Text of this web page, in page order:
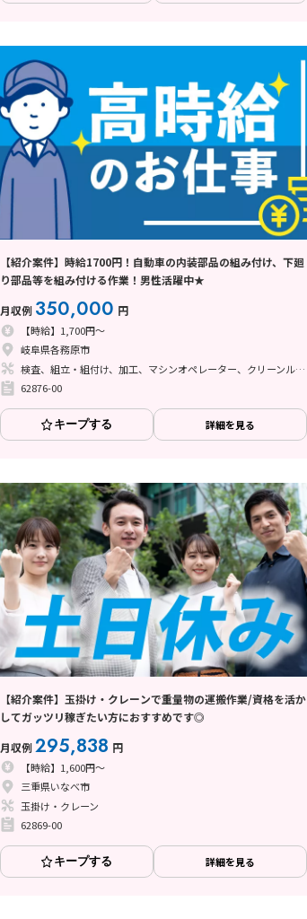
【紹介案件】時給1700円！自動車の内装部品の組み付け、下廻
り部品等を組み付ける作業！男性活躍中★
月収例 350,000 円
【時給】1,700円～
岐阜県各務原市
検査、組立・組付け、加工、マシンオペレーター、クリーンルーム
62876-00
キープする 詳細を見る
【紹介案件】玉掛け・クレーンで重量物の運搬作業/資格を活か
してガッツリ稼ぎたい方におすすめです◎
月収例295,838 円
【時給】1,600円～
三重県いなべ市
玉掛け・クレーン
62869-00
キープする 詳細を見る